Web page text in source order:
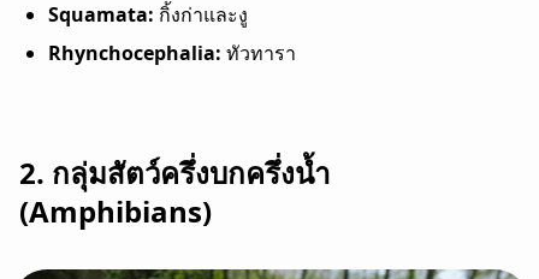
Squamata: กิ้งก่าและงู
Rhynchocephalia: ทัวทารา
2. กลุ่มสัตว์ครึ่งบกครึ่งน้ำ
(Amphibians)